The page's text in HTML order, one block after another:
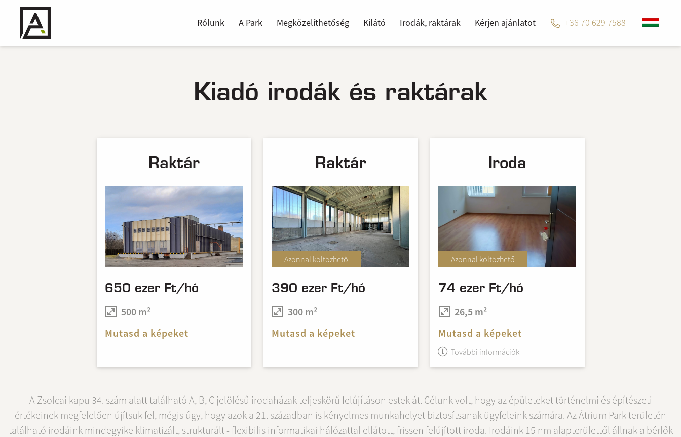
Rólunk A Park Megközelíthetőség Kilátó Irodák, raktárak Kérjen ajánlatot +36 70 629 7588
Kiadó irodák és raktárak
Raktár
650 ezer Ft/hó
500 m²
Mutasd a képeket
Raktár
Azonnal költözhető
390 ezer Ft/hó
300 m²
Mutasd a képeket
Iroda
Azonnal költözhető
74 ezer Ft/hó
26,5 m²
Mutasd a képeket
További információk
A Zsolcai kapu 34. szám alatt található A, B, C jelölésű irodaházak teljeskörű felújításon estek át. Célunk volt, hogy az épületeket történelmi és építészeti
értékeinek megfelelően újítsuk fel, mégis úgy, hogy azok a 21. században is kényelmes munkahelyet biztosítsanak ügyfeleink számára. Az Átrium Park területén
található irodáink mindegyike klimatizált, strukturált - flexibilis informatikai hálózattal ellátott, frissen felújított iroda. Irodáink 15 nm alapterülettől állnak a bérlők